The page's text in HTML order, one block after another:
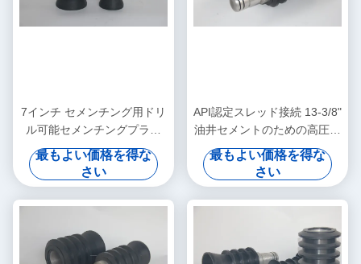
7インチ セメンチング用ドリ
ル可能セメンチングプラグ
API規格 高品質 オイルウェル
セメンチング用
最もよい価格を得な
さい
API認定スレッド接続 13-3/8"
油井セメントのための高圧お
よび高温の下部および上部セ
メントプラグ
最もよい価格を得な
さい